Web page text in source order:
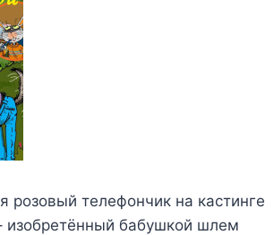
розовый телефончик на кастинге
изобретённый бабушкой шлем